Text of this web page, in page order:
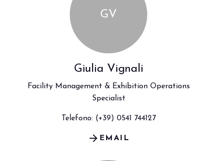
GV
Giulia Vignali
Facility Management & Exhibition Operations
Specialist
Telefono: (+39) 0541 744127
EMAIL
arrow_forward